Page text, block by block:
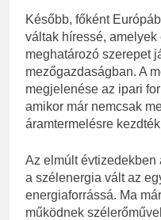
Később, főként
váltak híressé,
meghatározó szerepet
mezőgazdaságban. A
megjelenése az ipari
amikor már nemcsak
áramtermelésre
Az elmúlt
a szélenergia vált az
energiaforrássá. Ma
működnek